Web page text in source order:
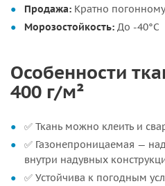
Продажа: Кратно
Морозостойкость: До -40°C
Особенности
400 г/м²
✅ Ткань можно клеить и
✅ Газонепроницаемая —
внутри надувных
✅ Устойчива к погодным